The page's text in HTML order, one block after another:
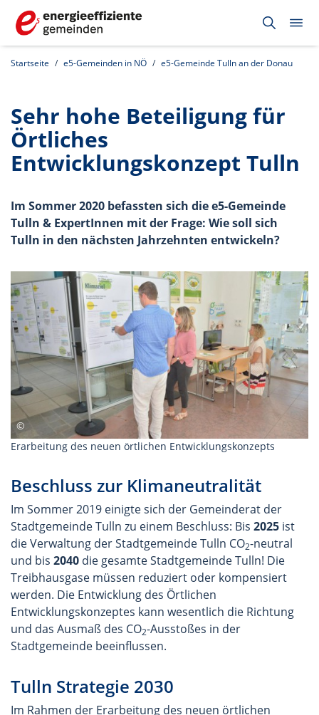
Startseite e5-Gemeinden in NÖ e5-Gemeinde Tulln an der Donau
Sehr hohe Beteiligung für
Örtliches
Entwicklungskonzept Tulln
Im Sommer 2020 befassten sich die e5-Gemeinde
Tulln & ExpertInnen mit der Frage: Wie soll sich
Tulln in den nächsten Jahrzehnten entwickeln?
Erarbeitung des neuen örtlichen Entwicklungskonzepts
Beschluss zur Klimaneutralität
Im Sommer 2019 einigte sich der Gemeinderat der
Stadtgemeinde Tulln zu einem Beschluss: Bis 2025 ist
die Verwaltung der Stadtgemeinde Tulln CO2-neutral
und bis 2040 die gesamte Stadtgemeinde Tulln! Die
Treibhausgase müssen reduziert oder kompensiert
werden. Die Entwicklung des Örtlichen
Entwicklungskonzeptes kann wesentlich die Richtung
und das Ausmaß des CO2-Ausstoßes in der
Stadtgemeinde beeinflussen.
Tulln Strategie 2030
Im Rahmen der Erarbeitung des neuen örtlichen